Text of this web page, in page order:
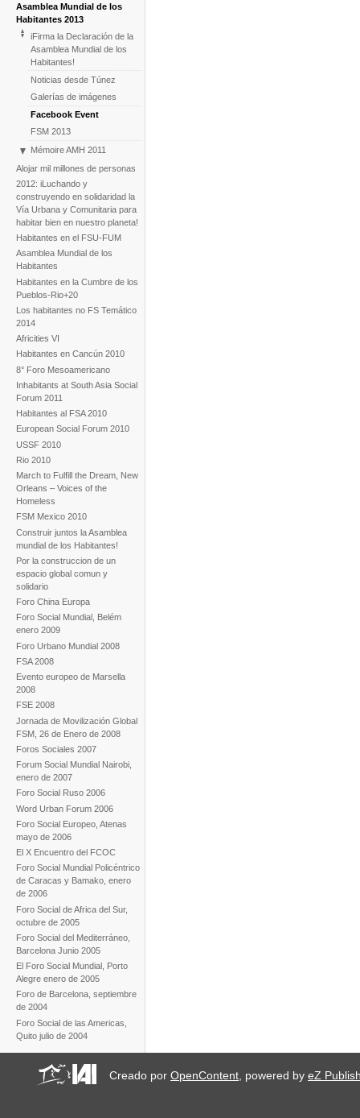
Asamblea Mundial de los
Habitantes 2013
iFirma la Declaración de la
Asamblea Mundial de los
Habitantes!
Noticias desde Túnez
Galerías de imágenes
Facebook Event
FSM 2013
Mémoire AMH 2011
La construcción de la AMH
Alojar mil millones de personas
2012: iLuchando y
construyendo en solidaridad la
Vía Urbana y Comunitaria para
habitar bien en nuestro planeta!
Habitantes en el FSU-FUM
Asamblea Mundial de los
Habitantes
Habitantes en la Cumbre de los
Pueblos-Rio+20
Los habitantes no FS Temático
2014
Africities VI
Habitantes en Cancún 2010
8° Foro Mesoamericano
Inhabitants at South Asia Social
Forum 2011
Habitantes al FSA 2010
European Social Forum 2010
USSF 2010
Rio 2010
March to Fulfill the Dream, New
Orleans – Voices of the
Homeless
FSM Mexico 2010
Construir juntos la Asamblea
mundial de los Habitantes!
Por la construccion de un
espacio global comun y
solidario
Foro China Europa
Foro Social Mundial, Belém
enero 2009
Foro Urbano Mundial 2008
FSA 2008
Evento europeo de Marsella
2008
FSE 2008
Jornada de Movilización Global
FSM, 26 de Enero de 2008
Foros Sociales 2007
Forum Social Mundial Nairobi,
enero de 2007
Foro Social Ruso 2006
Word Urban Forum 2006
Foro Social Europeo, Atenas
mayo de 2006
El X Encuentro del FCOC
Foro Social Mundial Policéntrico
de Caracas y Bamako, enero
de 2006
Foro Social de Africa del Sur,
octubre de 2005
Foro Social del Mediterráneo,
Barcelona Junio 2005
El Foro Social Mundial, Porto
Alegre enero de 2005
Foro de Barcelona, septiembre
de 2004
Foro Social de las Americas,
Quito julio de 2004
Creado porOpenContent , powered byeZ